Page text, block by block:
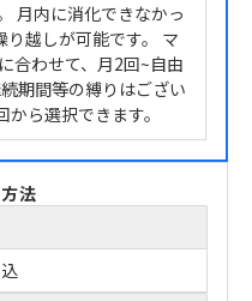
月内に消化できなかっ
越しが可能です。 マ
合わせて、月2回~自由
期間等の縛りはござい
ら選択できます。
法